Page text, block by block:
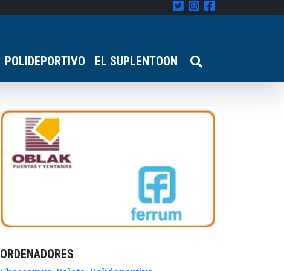
POLIDEPORTIVO EL SUPLENTOON
ORDENADORES